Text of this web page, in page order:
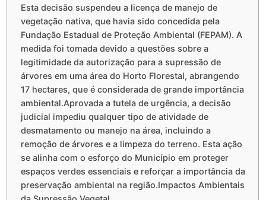
Esta decisão suspendeu a licença de manejo de
vegetação nativa, que havia sido concedida pela
Fundação Estadual de Proteção Ambiental (FEPAM). A
medida foi tomada devido a questões sobre a
legitimidade da autorização para a supressão de
árvores em uma área do Horto Florestal, abrangendo
17 hectares, que é considerada de grande importância
ambiental.Aprovada a tutela de urgência, a decisão
judicial impediu qualquer tipo de atividade de
desmatamento ou manejo na área, incluindo a
remoção de árvores e a limpeza do terreno. Esta ação
se alinha com o esforço do Município em proteger
espaços verdes essenciais e reforçar a importância da
preservação ambiental na região.Impactos Ambientais